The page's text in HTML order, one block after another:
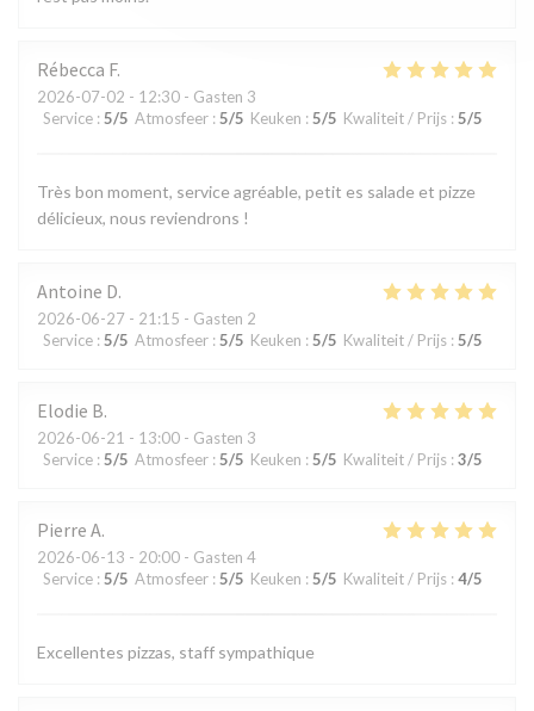
Rébecca F
2026-07-02 - 12:30 - Gasten 3
Service : 5/5 Atmosfeer : 5/5 Keuken : 5/5 Kwaliteit / Prijs : 5/5
Très bon moment, service agréable, petit es salade et pizze
délicieux, nous reviendrons !
Antoine D
2026-06-27 - 21:15 - Gasten 2
Service : 5/5 Atmosfeer : 5/5 Keuken : 5/5 Kwaliteit / Prijs : 5/5
Elodie B
2026-06-21 - 13:00 - Gasten 3
Service : 5/5 Atmosfeer : 5/5 Keuken : 5/5 Kwaliteit / Prijs : 3/5
Pierre A
2026-06-13 - 20:00 - Gasten 4
Service : 5/5 Atmosfeer : 5/5 Keuken : 5/5 Kwaliteit / Prijs : 4/5
Excellentes pizzas, staff sympathique